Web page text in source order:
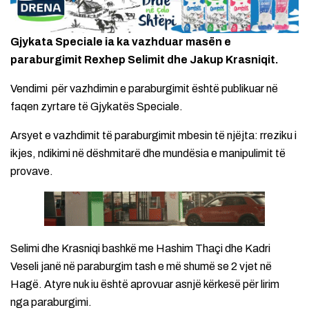
Gjykata Speciale ia ka vazhduar masën e
paraburgimit Rexhep Selimit dhe Jakup Krasniqit.
Vendimi për vazhdimin e paraburgimit është publikuar në
faqen zyrtare të Gjykatës Speciale.
Arsyet e vazhdimit të paraburgimit mbesin të njëjta: rreziku i
ikjes, ndikimi në dëshmitarë dhe mundësia e manipulimit të
provave.
Selimi dhe Krasniqi bashkë me Hashim Thaçi dhe Kadri
Veseli janë në paraburgim tash e më shumë se 2 vjet në
Hagë. Atyre nuk iu është aprovuar asnjë kërkesë për lirim
nga paraburgimi.